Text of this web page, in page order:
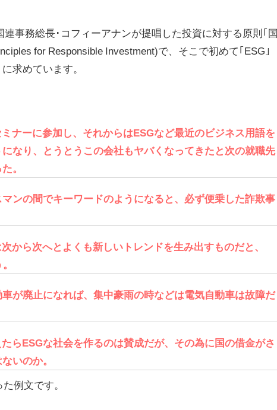
連事務総長･コフィーアナンが提唱した投資に対する原則｢国
for Responsible Investment)で、そこで初めて｢ESG｣
求めています。
ナーに参加し、それからはESGなど最近のビジネス用語を
なり、とうとうこの会社もヤバくなってきたと次の就職先
。
ンの間でキーワードのようになると、必ず便乗した詐欺事
から次へとよくも新しいトレンドを生み出すものだと、
が廃止になれば、集中豪雨の時などは電気自動車は故障だ
らESGな社会を作るのは賛成だが、その為に国の借金がさ
いのか。
例文です。